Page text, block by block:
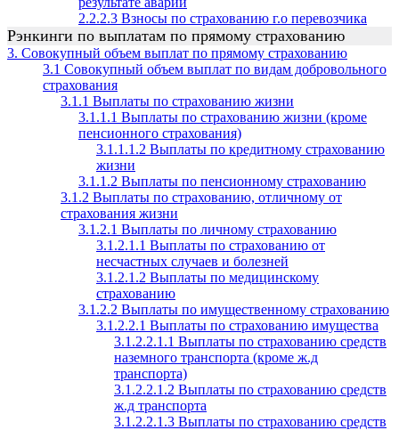
2.2.2.3 Взносы по страхованию г.о перевозчика
Рэнкинги по выплатам по прямому страхованию
3. Совокупный объем выплат по прямому страхованию
3.1 Совокупный объем выплат по видам добровольного
страхования
3.1.1 Выплаты по страхованию жизни
3.1.1.1 Выплаты по страхованию жизни (кроме
пенсионного страхования)
3.1.1.1.2 Выплаты по кредитному страхованию
жизни
3.1.1.2 Выплаты по пенсионному страхованию
3.1.2 Выплаты по страхованию, отличному от
страхования жизни
3.1.2.1 Выплаты по личному страхованию
3.1.2.1.1 Выплаты по страхованию от
несчастных случаев и болезней
3.1.2.1.2 Выплаты по медицинскому
страхованию
3.1.2.2 Выплаты по имущественному страхованию
3.1.2.2.1 Выплаты по страхованию имущества
3.1.2.2.1.1 Выплаты по страхованию средств
наземного транспорта (кроме ж.д
транспорта)
3.1.2.2.1.2 Выплаты по страхованию средств
ж.д транспорта
3.1.2.2.1.3 Выплаты по страхованию средств